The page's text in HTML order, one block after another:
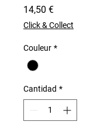
14,50 €Precio
Click & Collect
Couleur *
Cantidad *